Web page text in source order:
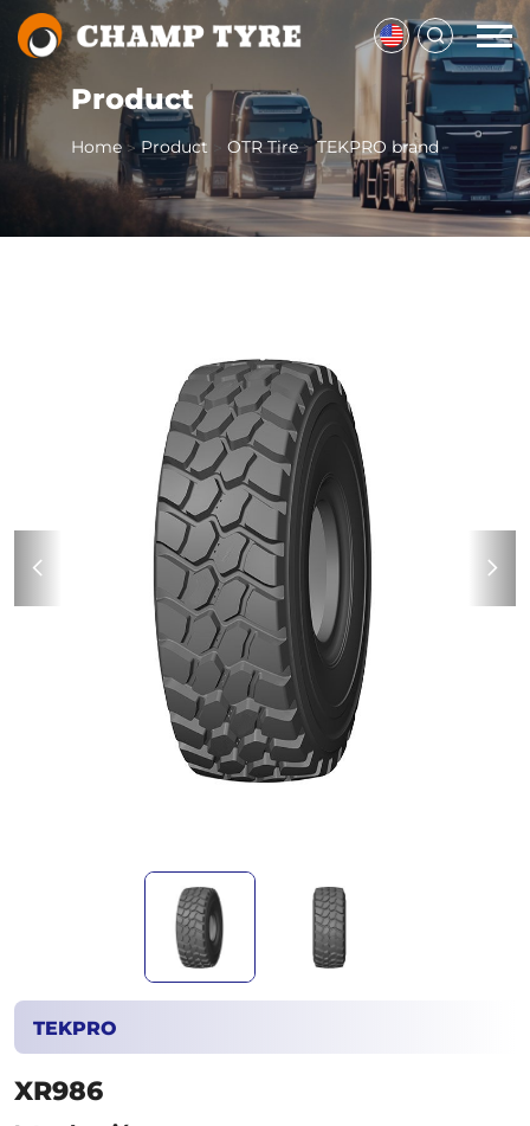
Product
Home>Product OTR Tire>TEKPRO brand
TEKPRO
XR986